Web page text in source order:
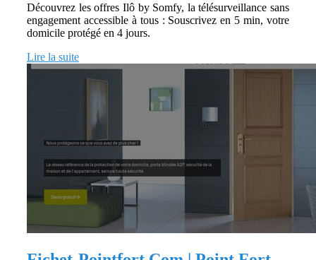
Découvrez les offres Ilô by Somfy, la télésurveillance sans
engagement accessible à tous : Souscrivez en 5 min, votre
domicile protégé en 4 jours.
Lire la suite